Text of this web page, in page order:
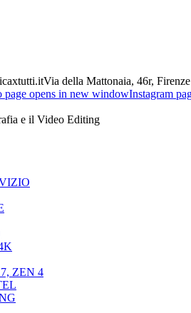
Via della Mattonaia, 46r, Firenze
page opens in new windowInstagram
e il Video Editing
ZEN 4